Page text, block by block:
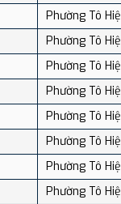
Phường Tô
Phường Tô
Phường Tô
Phường Tô
Phường Tô
Phường Tô
Phường Tô
Phường Tô